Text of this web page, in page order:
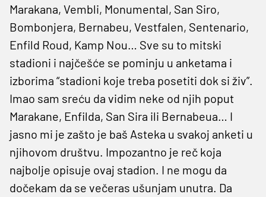
Marakana, Vembli, Monumental, San Siro,
Bombonjera, Bernabeu, Vestfalen, Sentenario,
Enfild Roud, Kamp Nou… Sve su to mitski
stadioni i najčešće se pominju u anketama i
izborima “stadioni koje treba posetiti dok si živ”.
Imao sam sreću da vidim neke od njih poput
Marakane, Enfilda, San Sira ili Bernabeua… I
jasno mi je zašto je baš Asteka u svakoj anketi u
njihovom društvu. Impozantno je reč koja
najbolje opisuje ovaj stadion. I ne mogu da
dočekam da se večeras ušunjam unutra. Da